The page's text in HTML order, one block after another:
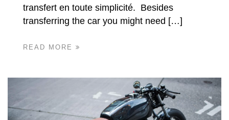
transfert en toute simplicité. Besides
transferring the car you might need […]
READ MORE